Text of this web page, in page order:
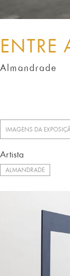
ENTRE
Almandrade
IMAGENS DA
Artista
ALMANDRADE